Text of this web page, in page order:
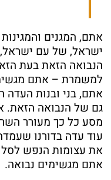
אתם, המגנים
ישראל, של עם
הנבואה הזאת בעת
למשמרת – אתם
אתם, בני ובנות העדה
גם של הנבואה הזאת.
מסע כל כך מעורר
עוד עדה בדורנו
את עצומות הנפש
אתם מגשימים נבואה.